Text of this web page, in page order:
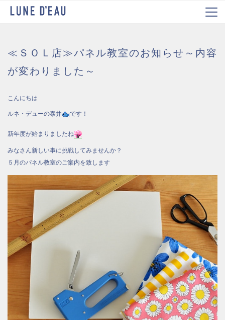
≪ＳＯＬ店≫パネル教室のお知らせ～内容
が変わりました～
こんにちは
ルネ・デューの泰井 です！
新年度が始まりましたね
みなさん新しい事に挑戦してみませんか？
５月のパネル教室のご案内を致します